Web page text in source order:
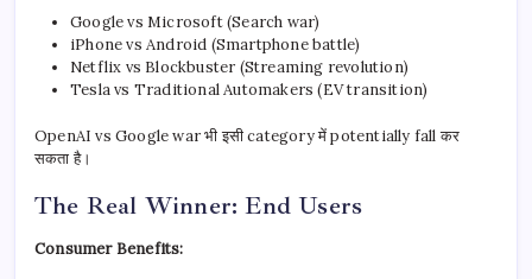
Google vs Microsoft (Search war)
iPhone vs Android (Smartphone battle)
Netflix vs Blockbuster (Streaming revolution)
Tesla vs Traditional Automakers (EV transition)
OpenAI vs Google war भी इसी category में potentially fall कर
सकता है।
The Real Winner: End Users
Consumer Benefits: